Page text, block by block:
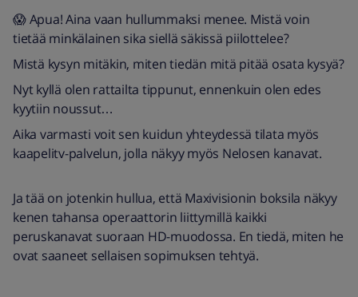
😱 Apua! Aina vaan hullummaksi menee. Mistä voin
tietää minkälainen sika siellä säkissä piilottelee?
Mistä kysyn mitäkin, miten tiedän mitä pitää osata kysyä?
Nyt kyllä olen rattailta tippunut, ennenkuin olen edes
kyytiin noussut…
Aika varmasti voit sen kuidun yhteydessä tilata myös
kaapelitv-palvelun, jolla näkyy myös Nelosen kanavat.
Ja tää on jotenkin hullua, että Maxivisionin boksila näkyy
kenen tahansa operaattorin liittymillä kaikki
peruskanavat suoraan HD-muodossa. En tiedä, miten he
ovat saaneet sellaisen sopimuksen tehtyä.